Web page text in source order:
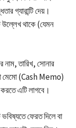
গ্যারান্টি দেয়।
উল্লেখ থাকে (যেমন
নাম, তারিখ, সোনার
মেমো (Cash Memo)
এটি লাগবে।
ভবিষ্যতে ফেরত দিলে বা